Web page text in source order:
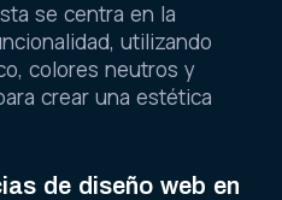
se centra en la
utilizando
colores neutros y
crear una estética
de diseño web en